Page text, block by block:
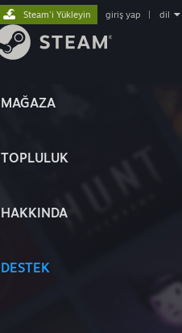
MAĞAZA
TOPLULUK
HAKKINDA
DESTEK
Steam'i Yükleyin giriş yap dil